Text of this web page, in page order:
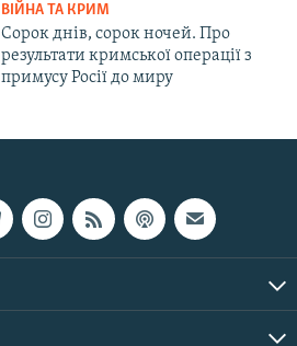
ВІЙНА ТА КРИМ
Сорок днів, сорок ночей. Про
результати кримської операції з
примусу Росії до миру